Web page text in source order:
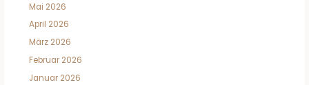
Mai 2026
April 2026
März 2026
Februar 2026
Januar 2026